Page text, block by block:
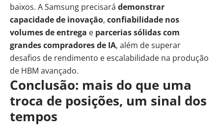
baixos. A Samsung precisará demonstrar
capacidade de inovação, confiabilidade nos
volumes de entrega e parcerias sólidas com
grandes compradores de IA, além de superar
desafios de rendimento e escalabilidade na produção
de HBM avançado.
Conclusão: mais do que uma
troca de posições, um sinal dos
tempos